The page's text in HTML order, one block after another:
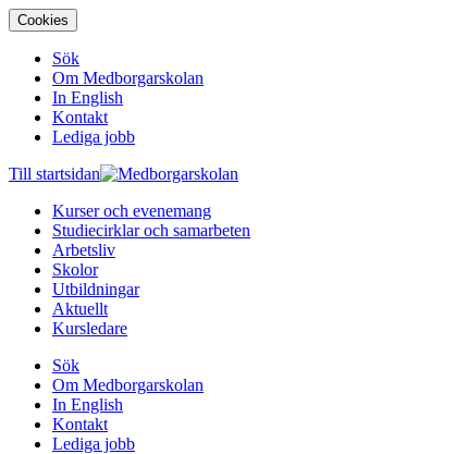
Cookies
Sök
Om Medborgarskolan
In English
Kontakt
Lediga jobb
Till startsidan
Kurser och evenemang
Studiecirklar och samarbeten
Arbetsliv
Skolor
Utbildningar
Aktuellt
Kursledare
Sök
Om Medborgarskolan
In English
Kontakt
Lediga jobb